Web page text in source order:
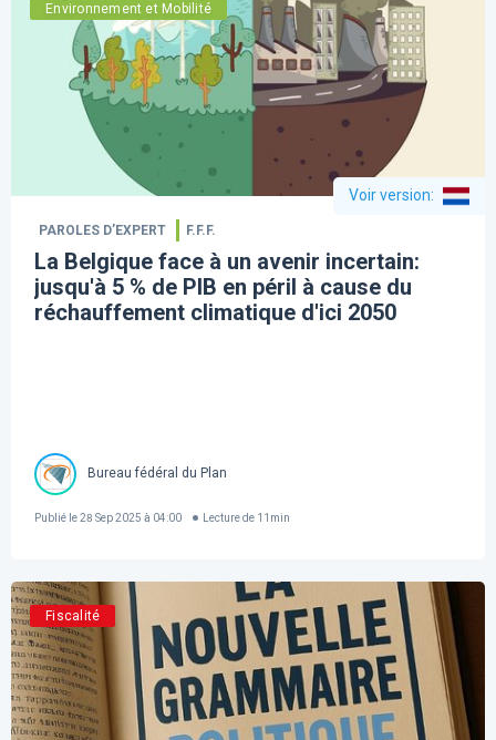
Environnement et Mobilité
Voir version:
PAROLES D’EXPERT F.F.F.
La Belgique face à un avenir incertain:
jusqu'à 5 % de PIB en péril à cause du
réchauffement climatique d'ici 2050
Bureau fédéral du Plan
Publié le28 Sep 2025 à 04:00 Lecture de 11 min
Fiscalité